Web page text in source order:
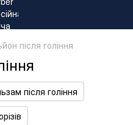
після гоління
після гоління